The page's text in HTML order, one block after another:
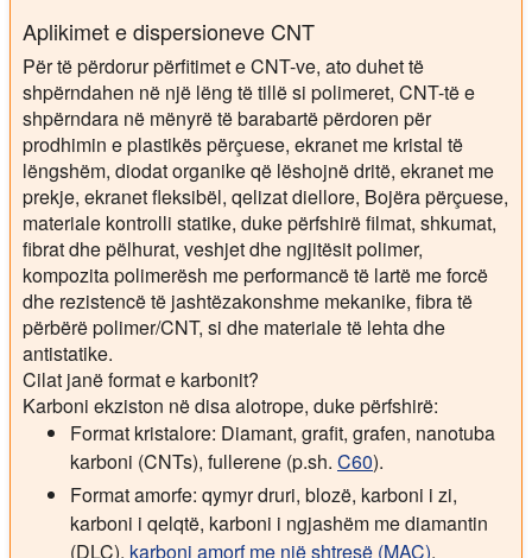
Aplikimet e dispersioneve CNT
Për të përdorur përfitimet e CNT-ve, ato duhet të
shpërndahen në një lëng të tillë si polimeret, CNT-të e
shpërndara në mënyrë të barabartë përdoren për
prodhimin e plastikës përçuese, ekranet me kristal të
lëngshëm, diodat organike që lëshojnë dritë, ekranet me
prekje, ekranet fleksibël, qelizat diellore, Bojëra përçuese,
materiale kontrolli statike, duke përfshirë filmat, shkumat,
fibrat dhe pëlhurat, veshjet dhe ngjitësit polimer,
kompozita polimerësh me performancë të lartë me forcë
dhe rezistencë të jashtëzakonshme mekanike, fibra të
përbërë polimer/CNT, si dhe materiale të lehta dhe
antistatike.
Cilat janë format e karbonit?
Karboni ekziston në disa alotrope, duke përfshirë:
Format kristalore: Diamant, grafit, grafen, nanotuba
karboni (CNTs), fullerene (p.sh. C60).
Format amorfe: qymyr druri, blozë, karboni i zi,
karboni i qelqtë, karboni i ngjashëm me diamantin
(DLC), karboni amorf me një shtresë (MAC).